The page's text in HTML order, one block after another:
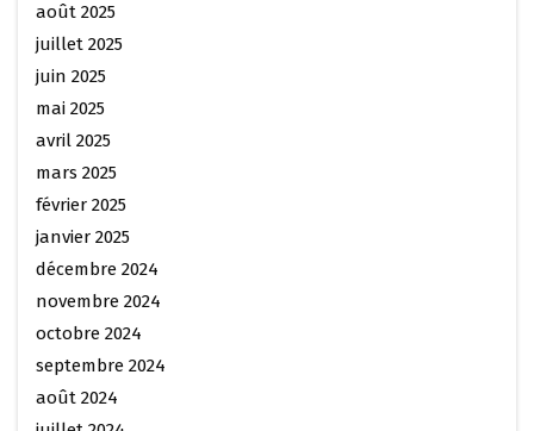
août 2025
juillet 2025
juin 2025
mai 2025
avril 2025
mars 2025
février 2025
janvier 2025
décembre 2024
novembre 2024
octobre 2024
septembre 2024
août 2024